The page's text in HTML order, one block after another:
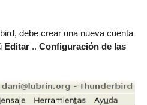
debe crear una nueva cuenta
Editar .. Configuración de las